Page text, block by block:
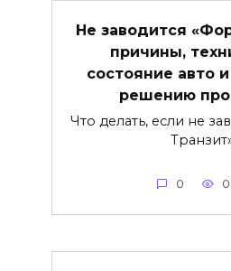
Не заводится
причины,
состояние авто
решению
Что делать, если не
0 0